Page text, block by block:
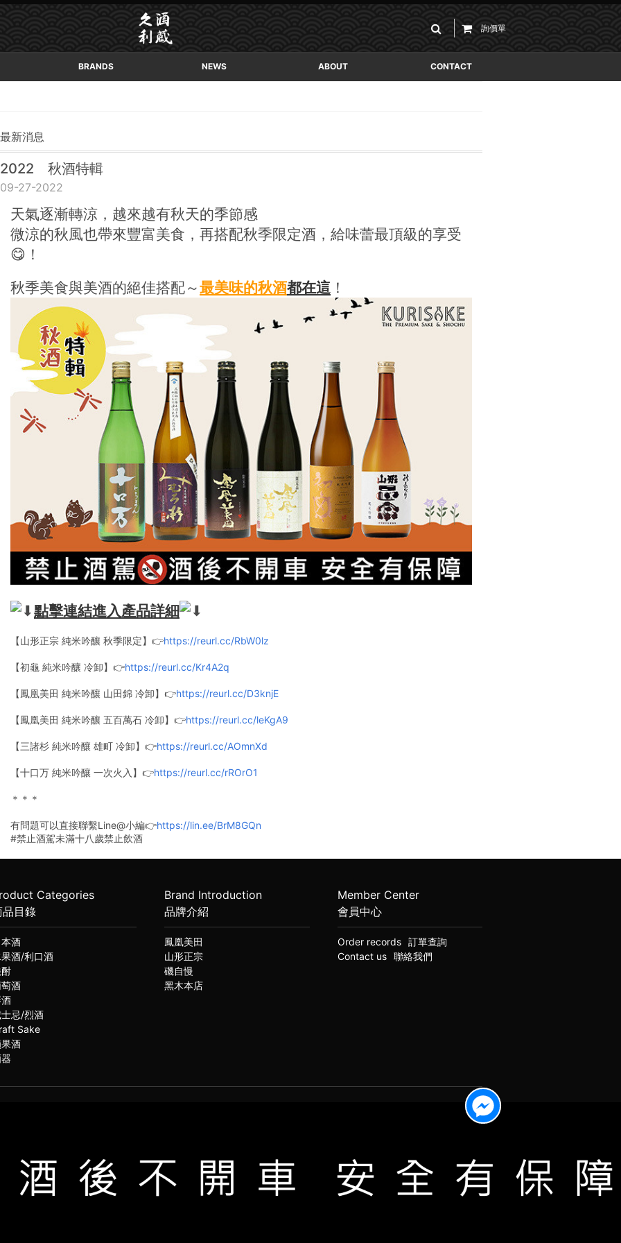
詢價單
BRANDS NEWS ABOUT CONTACT
最新消息
2022 秋酒特輯
09-27-2022
天氣逐漸轉涼，越來越有秋天的季節感
微涼的秋風也帶來豐富美食，再搭配秋季限定酒，給味蕾最頂級的享受
😋！
秋季美食與美酒的絕佳搭配～最美味的秋酒都在這！
點擊連結進入產品詳細
【山形正宗 純米吟釀 秋季限定】👉https://reurl.cc/RbW0lz
【初龜 純米吟釀 冷卸】👉https://reurl.cc/Kr4A2q
【鳳凰美田 純米吟釀 山田錦 冷卸】👉https://reurl.cc/D3knjE
【鳳凰美田 純米吟釀 五百萬石 冷卸】👉https://reurl.cc/leKgA9
【三諸杉 純米吟釀 雄町 冷卸】👉https://reurl.cc/AOmnXd
【十口万 純米吟釀 一次火入】👉https://reurl.cc/rROrO1
＊＊＊
有問題可以直接聯繫Line@小編👉https://lin.ee/BrM8GQn
#禁止酒駕未滿十八歲禁止飲酒
Categories
品目錄
酒
酒/利口酒
酒
忌/烈酒
Sake
酒
Brand Introduction
品牌介紹
鳳凰美田
山形正宗
磯自慢
黑木本店
Member Center
會員中心
Order records
訂單查詢
Contact us
聯絡我們